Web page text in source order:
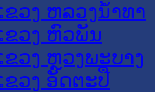
ຂວງ ຫລວງນໍ້າທາ
ຂວງ ຫົວພັນ
ຂວງ ຫຼວງພະບາງ
ຂວງ ອັດຕະປື